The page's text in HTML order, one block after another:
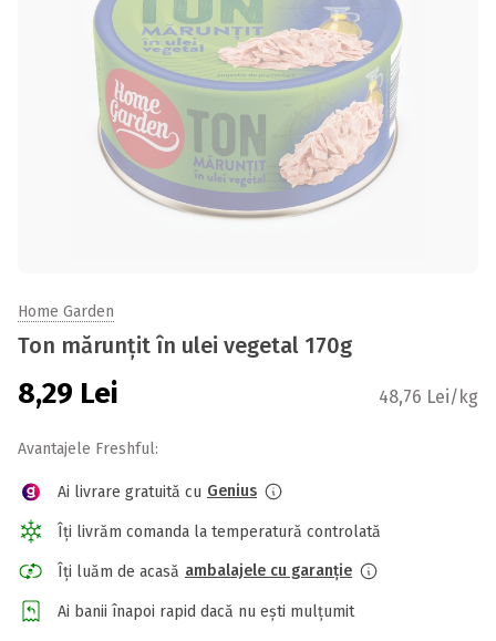
Home Garden
Ton mărunțit în ulei vegetal 170g
8,29 Lei 48,76 Lei/kg
Avantajele Freshful:
Ai livrare gratuită cu Genius
Îți livrăm comanda la temperatură controlată
Îți luăm de acasă ambalajele cu garanție
Ai banii înapoi rapid dacă nu ești mulțumit